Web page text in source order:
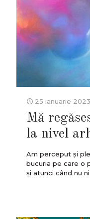
25 ianuarie 2023
Mă
la nivel
Am perceput şi
bucuria pe care o
și atunci când nu